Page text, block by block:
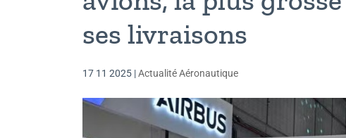
ses livraisons
17 11 2025 |Actualité Aéronautique